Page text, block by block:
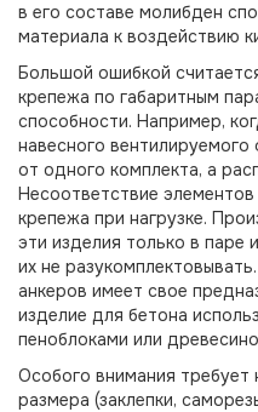
в его составе молибден
материала к воздействию
Большой ошибкой
крепежа по габаритным
способности. Например,
навесного
от одного комплекта, а
Несоответствие
крепежа при нагрузке.
эти изделия только в паре
их не
анкеров имеет свое
изделие для бетона
пеноблоками или
Особого внимания
размера (заклепки,